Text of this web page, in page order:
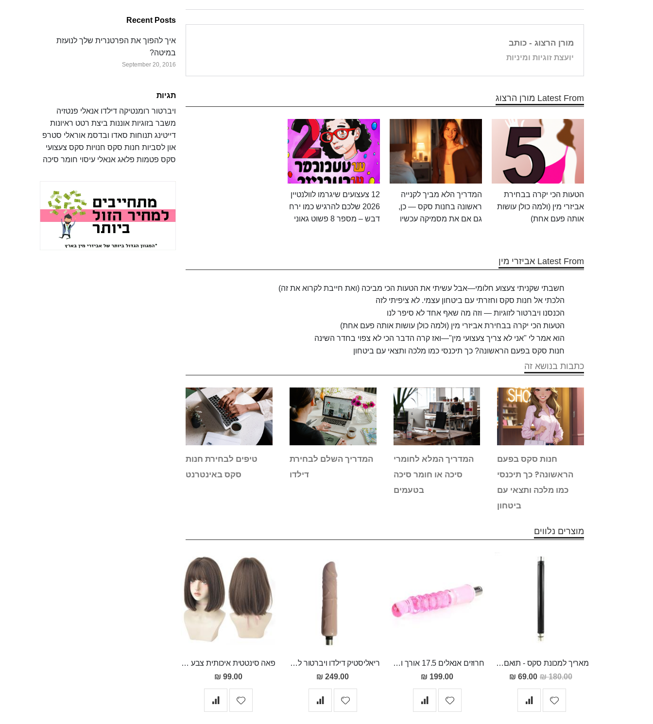
מורן הרצוג - כותב
יועצת זוגיות ומיניות
Latest From מורן הרצוג
הטעות הכי יקרה בבחירת
אביזרי מין (ולמה כולן עושות
אותה פעם אחת)
המדריך הלא מביך לקנייה
ראשונה בחנות סקס — כן,
גם אם את מסמיקה עכשיו
12 צעצועים שיגרמו לוולנטיין
2026 שלכם להרגיש כמו ירח
דבש – מספר 8 פשוט גאוני
Latest From אביזרי מין
חשבתי שקניתי צעצוע חלומי—אבל עשיתי את הטעות הכי מביכה (ואת חייבת לקרוא את זה)
הלכתי אל חנות סקס וחזרתי עם ביטחון עצמי. לא ציפיתי לזה
הכנסנו ויברטור לזוגיות — וזה מה שאף אחד לא סיפר לנו
הטעות הכי יקרה בבחירת אביזרי מין (ולמה כולן עושות אותה פעם אחת)
הוא אמר לי "אני לא צריך צעצועי מין"—ואז קרה הדבר הכי לא צפוי בחדר השינה
חנות סקס בפעם הראשונה? כך תיכנסי כמו מלכה ותצאי עם ביטחון
כתבות בנושא זה
טיפים לבחירת חנות
סקס באינטרנט
המדריך השלם לבחירת
דילדו
המדריך המלא לחומרי
סיכה או חומר סיכה
בטעמים
חנות סקס בפעם
הראשונה? כך תיכנסי
כמו מלכה ותצאי עם
ביטחון
מוצרים נלווים
מאריך למכונת סקס - תואם מכונות סקס
180.00 ₪
מחיר
מבצע
69.00 ₪
חרוזים אנאלים 17.5 אורך ו3 רוחב, המתחברים למכונת סקס
199.00 ₪
ריאליסטיק דילדו ויברטור למכונת סקס
249.00 ₪
פאה סינטטית איכותית צבע חום קרה עם פוני
99.00 ₪
Recent Posts
איך להפוך את הפרטנרית שלך לנועזת
במיטה?
September 20, 2016
תגיות
ויברטור רומנטיקה דילדו אנאלי פנטזיה
משבר בזוגיות אוננות ביצת רטט ראיונות
דייטינג תנוחות סאדו ובדסמ אוראלי סטרפ
און לסביות חנות סקס חנויות סקס צעצועי
סקס פטמות פלאג אנאלי עיסוי חומר סיכה